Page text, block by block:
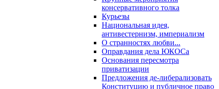
консервативного толка
Курьезы
Национальная идея,
антивестернизм, империализм
О странностях любви...
Оправдания дела ЮКОСа
Основания пересмотра
приватизации
Предложения де-либерализовать
Конституцию и публичное право